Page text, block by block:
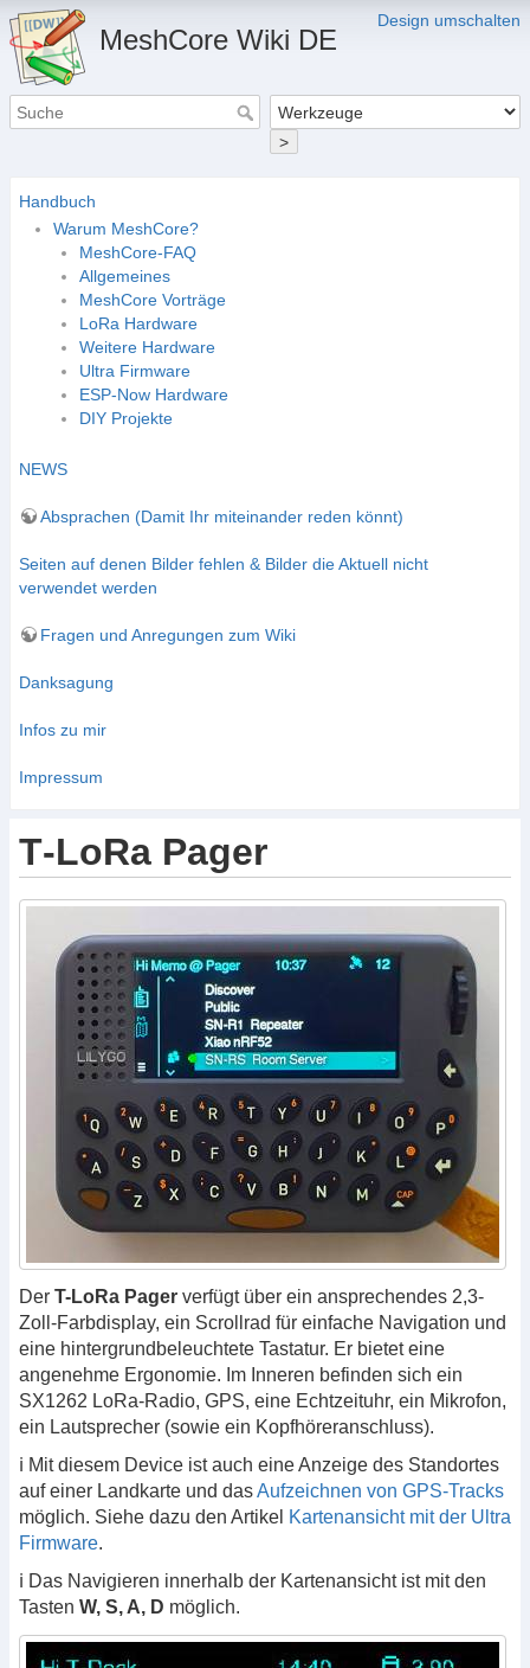
Design umschalten
MeshCore Wiki DE
>
Handbuch
Warum MeshCore?
MeshCore-FAQ
Allgemeines
MeshCore Vorträge
LoRa Hardware
Weitere Hardware
Ultra Firmware
ESP-Now Hardware
DIY Projekte
NEWS
Absprachen (Damit Ihr miteinander reden könnt)
Seiten auf denen Bilder fehlen & Bilder die Aktuell nicht
verwendet werden
Fragen und Anregungen zum Wiki
Danksagung
Infos zu mir
Impressum
T‐LoRa Pager
Der T-LoRa Pager verfügt über ein ansprechendes 2,3-
Zoll-Farbdisplay, ein Scrollrad für einfache Navigation und
eine hintergrundbeleuchtete Tastatur. Er bietet eine
angenehme Ergonomie. Im Inneren befinden sich ein
SX1262 LoRa-Radio, GPS, eine Echtzeituhr, ein Mikrofon,
ein Lautsprecher (sowie ein Kopfhöreranschluss).
ℹ️ Mit diesem Device ist auch eine Anzeige des Standortes
auf einer Landkarte und dasAufzeichnen von GPS-Tracks
möglich. Siehe dazu den Artikel Kartenansicht mit der Ultra
Firmware.
ℹ️ Das Navigieren innerhalb der Kartenansicht ist mit den
Tasten W, S, A, D möglich.